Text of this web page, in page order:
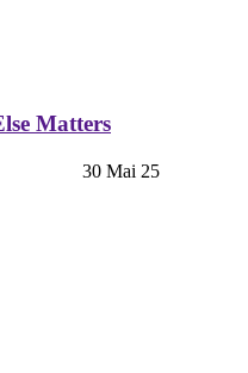
Matters
30 Mai 25